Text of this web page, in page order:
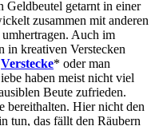
Geldbeutel getarnt in einer
zusammen mit anderen
umhertragen. Auch im
in kreativen Verstecken
Verstecke* oder man
haben meist nicht viel
Beute zufrieden.
bereithalten. Hier nicht den
tun, das fällt den Räubern